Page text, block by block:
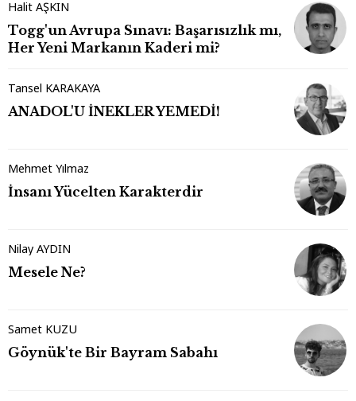
Halit AŞKIN
Togg'un Avrupa Sınavı: Başarısızlık mı,
Her Yeni Markanın Kaderi mi?
Tansel KARAKAYA
ANADOL'U İNEKLER YEMEDİ!
Mehmet Yılmaz
İnsanı Yücelten Karakterdir
Nilay AYDIN
Mesele Ne?
Samet KUZU
Göynük'te Bir Bayram Sabahı